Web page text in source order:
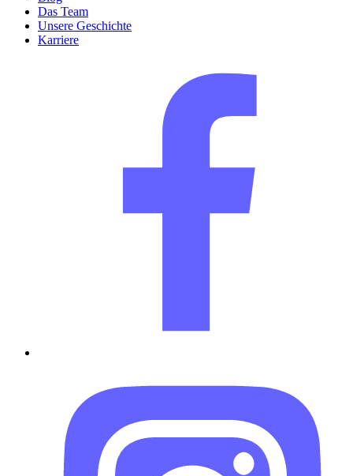
Das Team
Unsere Geschichte
Karriere